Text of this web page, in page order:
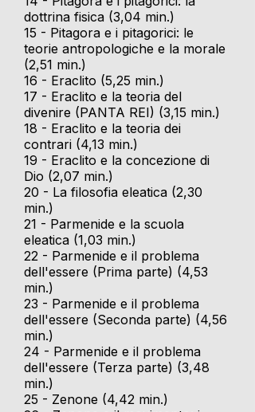
dottrina fisica (3,04 min.)
15 - Pitagora e i pitagorici: le
teorie antropologiche e la morale
(2,51 min.)
16 - Eraclito (5,25 min.)
17 - Eraclito e la teoria del
divenire (PANTA REI) (3,15 min.)
18 - Eraclito e la teoria dei
contrari (4,13 min.)
19 - Eraclito e la concezione di
Dio (2,07 min.)
20 - La filosofia eleatica (2,30
min.)
21 - Parmenide e la scuola
eleatica (1,03 min.)
22 - Parmenide e il problema
dell'essere (Prima parte) (4,53
min.)
23 - Parmenide e il problema
dell'essere (Seconda parte) (4,56
min.)
24 - Parmenide e il problema
dell'essere (Terza parte) (3,48
min.)
25 - Zenone (4,42 min.)